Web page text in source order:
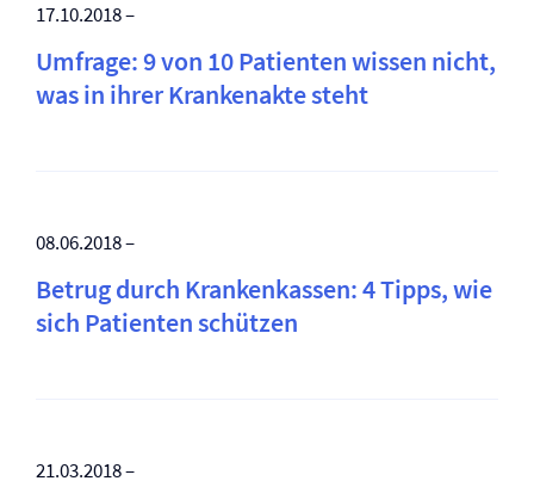
17.10.2018 –
Umfrage: 9 von 10 Patienten wissen nicht,
was in ihrer Krankenakte steht
08.06.2018 –
Betrug durch Krankenkassen: 4 Tipps, wie
sich Patienten schützen
21.03.2018 –